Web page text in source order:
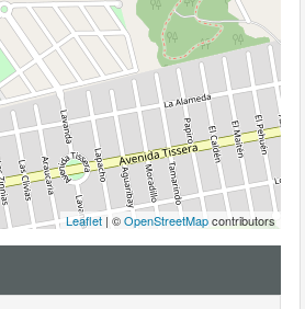
Leaflet | ©OpenStreetMapcontributors